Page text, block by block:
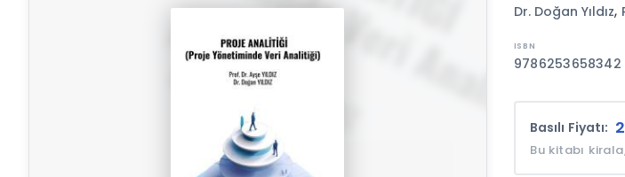
Dr. Doğan Yıldız,
9786253658342
Basılı Fiyatı:
Bu kitabı